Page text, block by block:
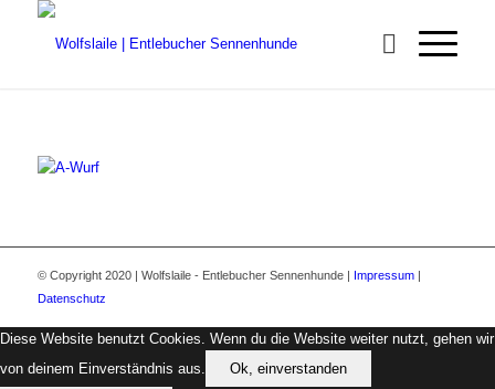
© Copyright 2020 | Wolfslaile - Entlebucher Sennenhunde | Impressum|
Datenschutz
Diese Website benutzt Cookies. Wenn du die Website weiter nutzt, gehen wir
von deinem Einverständnis aus.
Ok, einverstanden